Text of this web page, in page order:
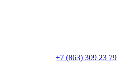
+7 (863) 309 23 79